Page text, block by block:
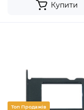
Купити
Топ Продажів